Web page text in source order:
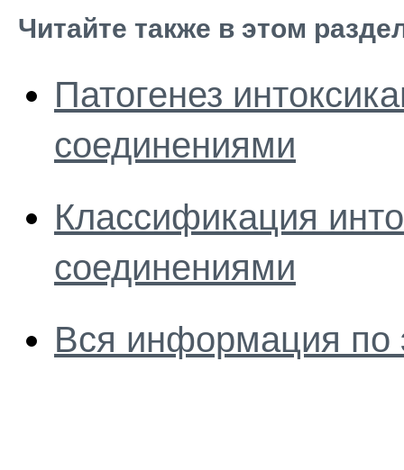
Читайте также в этом
Патогенез
соединениями
Классификация
соединениями
Вся информация по